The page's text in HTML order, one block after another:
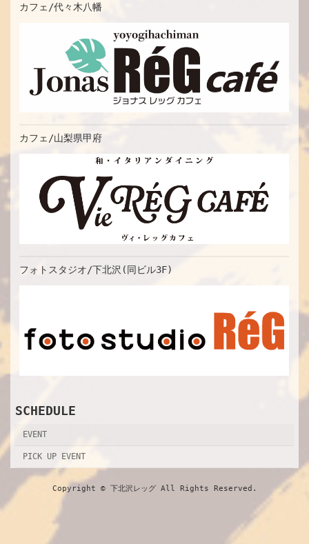
カフェ/代々木八幡
カフェ/山梨県甲府
フォトスタジオ/下北沢(同ビル3F)
SCHEDULE
EVENT
PICK UP EVENT
Copyright © 下北沢レッグ All Rights Reserved.